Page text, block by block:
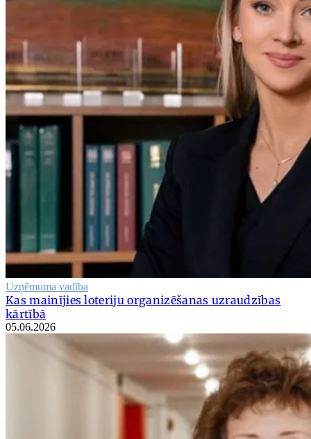
Uzņēmuma vadība
Kas mainījies loteriju organizēšanas uzraudzības
kārtībā
05.06.2026